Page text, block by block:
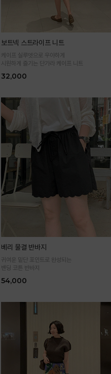
보트넥 스트라이프 니트
케이프 실루엣으로 우아하게
시원하게 즐기는 단가라 케이프 니트
32,000
베리 물결 반바지
귀여운 밑단 포인트로 완성되는
밴딩 코튼 반바지
54,000